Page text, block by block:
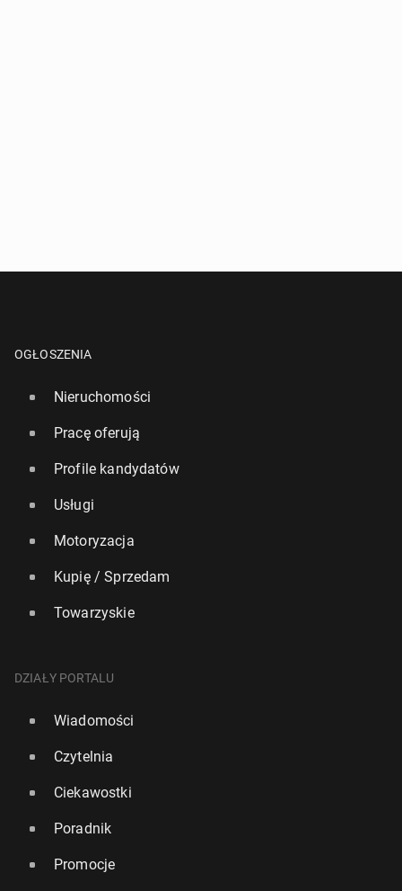
OGŁOSZENIA
Nieruchomości
Pracę oferują
Profile kandydatów
Usługi
Motoryzacja
Kupię / Sprzedam
Towarzyskie
DZIAŁY PORTALU
Wiadomości
Czytelnia
Ciekawostki
Poradnik
Promocje